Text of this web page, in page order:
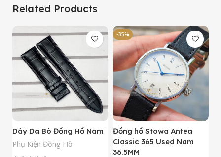
Related Products
Dây Da Bò Đồng Hồ Nam
Phụ Kiện Đồng Hồ
-35%
Đồng hồ Stowa Antea
Classic 365 Used Nam
36.5MM